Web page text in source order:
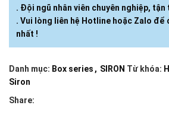
. Đội ngũ nhân viên chuyên nghiệp, tận
. Vui lòng liên hệ Hotline hoặc Zalo
nhất !
Danh mục: Box series , SIRON Từ khóa:
Siron
Share: